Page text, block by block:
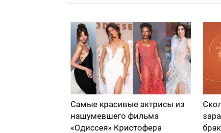
Самые красивые актрисы из
нашумевшего фильма
«Одиссея» Кристофера